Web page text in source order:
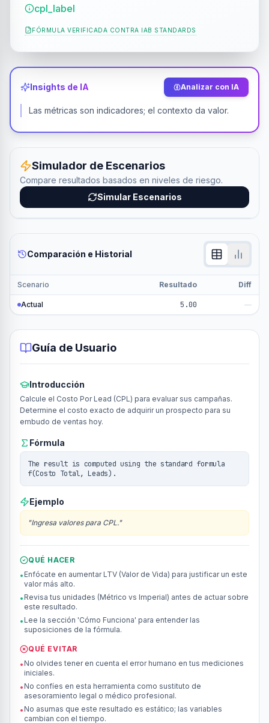
cpl_label
FÓRMULA VERIFICADA CONTRA IAB STANDARDS
Insights de IA Analizar con IA
Las métricas son indicadores; el contexto da valor.
Simulador de Escenarios
Compare resultados basados en niveles de riesgo.
Simular Escenarios
Comparación e Historial
Scenario Resultado Diff
Actual 5.00 —
Guía de Usuario
Introducción
Calcule el Costo Por Lead (CPL) para evaluar sus campañas.
Determine el costo exacto de adquirir un prospecto para su
embudo de ventas hoy.
Fórmula
The result is computed using the standard formula
f(Costo Total, Leads).
Ejemplo
"Ingresa valores para CPL."
QUÉ HACER
• Enfócate en aumentar LTV (Valor de Vida) para justificar un este
valor más alto.
• Revisa tus unidades (Métrico vs Imperial) antes de actuar sobre
este resultado.
• Lee la sección 'Cómo Funciona' para entender las
suposiciones de la fórmula.
QUÉ EVITAR
• No olvides tener en cuenta el error humano en tus mediciones
iniciales.
• No confíes en esta herramienta como sustituto de
asesoramiento legal o médico profesional.
• No asumas que este resultado es estático; las variables
cambian con el tiempo.